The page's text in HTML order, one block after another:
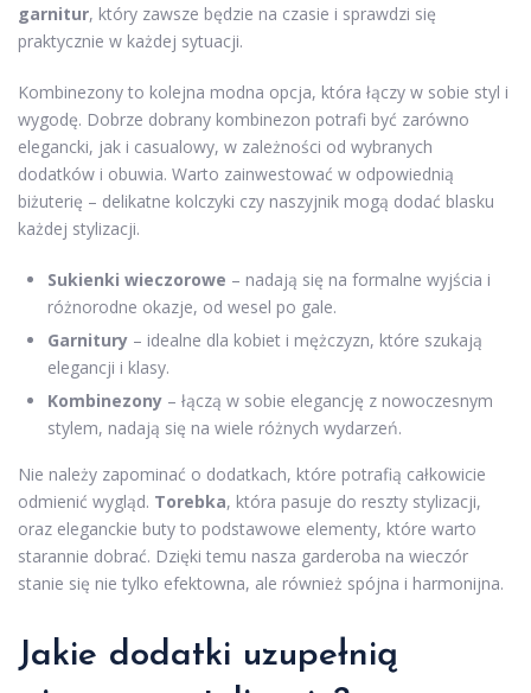
garnitur, który zawsze będzie na czasie i sprawdzi się
praktycznie w każdej sytuacji.
Kombinezony to kolejna modna opcja, która łączy w sobie styl i
wygodę. Dobrze dobrany kombinezon potrafi być zarówno
elegancki, jak i casualowy, w zależności od wybranych
dodatków i obuwia. Warto zainwestować w odpowiednią
biżuterię – delikatne kolczyki czy naszyjnik mogą dodać blasku
każdej stylizacji.
Sukienki wieczorowe – nadają się na formalne wyjścia i
różnorodne okazje, od wesel po gale.
Garnitury – idealne dla kobiet i mężczyzn, które szukają
elegancji i klasy.
Kombinezony – łączą w sobie elegancję z nowoczesnym
stylem, nadają się na wiele różnych wydarzeń.
Nie należy zapominać o dodatkach, które potrafią całkowicie
odmienić wygląd. Torebka, która pasuje do reszty stylizacji,
oraz eleganckie buty to podstawowe elementy, które warto
starannie dobrać. Dzięki temu nasza garderoba na wieczór
stanie się nie tylko efektowna, ale również spójna i harmonijna.
Jakie dodatki uzupełnią